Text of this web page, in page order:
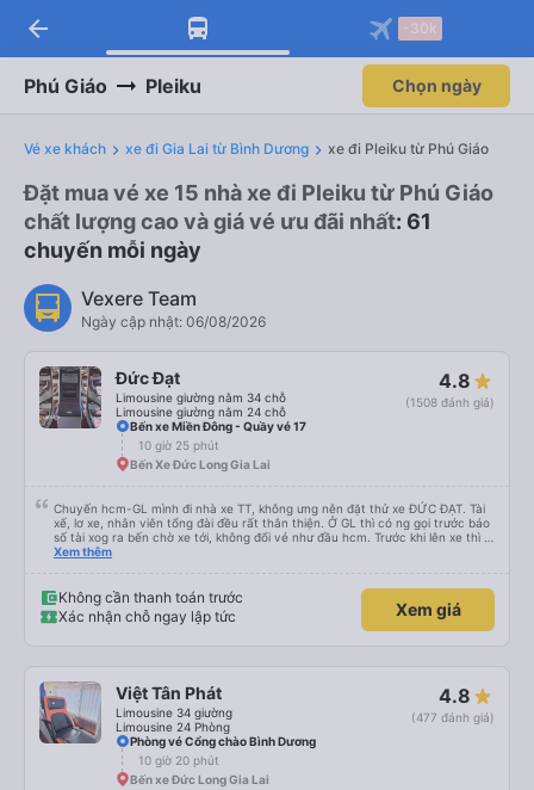
arrow_back -30k
Phú Giáo Pleiku Chọn ngày
Vé xe khách xe đi Gia Lai từ Bình Dương xe đi Pleiku từ Phú Giáo
Đặt mua vé xe 15 nhà xe đi Pleiku từ Phú Giáo
chất lượng cao và giá vé ưu đãi nhất: 61
chuyến mỗi ngày
Vexere Team
Ngày cập nhật: 06/08/2026
Đức Đạt
Limousine giường nằm 34 chỗ
Limousine giường nằm 24 chỗ
4.8
(1508 đánh giá)
Bến xe Miền Đông - Quầy vé 17
10 giờ 25 phút
Bến Xe Đức Long Gia Lai
Chuyến hcm-GL mình đi nhà xe TT, không ưng nên đặt thử xe ĐỨC ĐẠT. Tài
xế, lơ xe, nhân viên tổng đài đều rất thân thiện. Ở GL thì có ng gọi trước báo
số tài xog ra bến chờ xe tới, không đổi vé như đầu hcm. Trước khi lên xe thì tx
sẽ hỏi mình tên và sdt đặt vé. Xe chạy hơi trễ tí (do khách ra xe trễ, phải chờ
cổng usb A sac pin. Điểm cộng: lịch sự, không hút thuốc trên xe Có gối mini
riêng Xe chạy êm
Xem thêm
Không cần thanh toán trước
Xác nhận chỗ ngay lập tức
Xem giá
Việt Tân Phát
Limousine 34 giường
Limousine 24 Phòng
4.8
(477 đánh giá)
Phòng vé Cổng chào Bình Dương
10 giờ 20 phút
Bến xe Đức Long Gia Lai